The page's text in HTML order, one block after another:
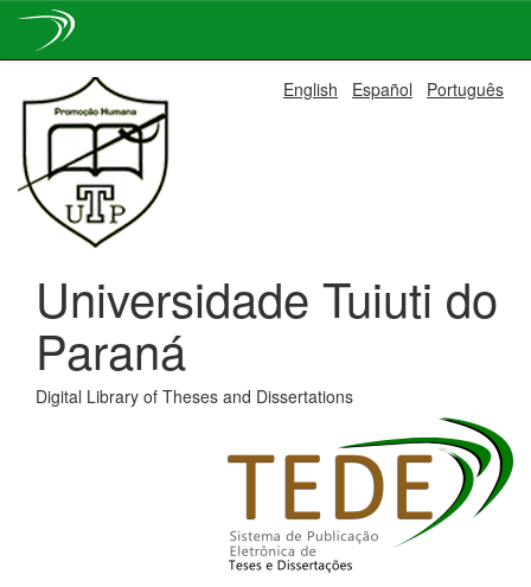
navigation
English Español Português
Universidade Tuiuti do
Paraná
Digital Library of Theses and Dissertations